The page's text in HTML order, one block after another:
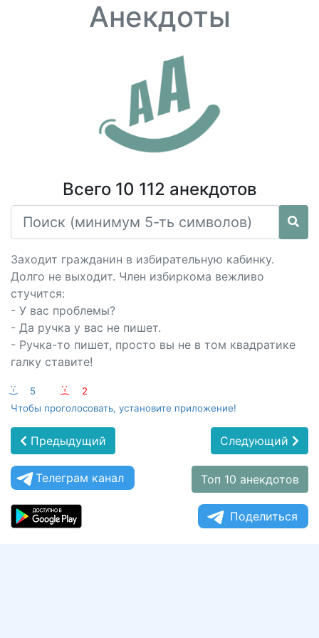
Анекдоты
Всего 10 112 анекдотов
Заходит гражданин в избирательную кабинку.
Долго не выходит. Член избиркома вежливо
стучится:
- У вас проблемы?
- Да ручка у вас не пишет.
- Ручка-то пишет, просто вы не в том квадратике
галку ставите!
:-) 5 :-(
2
Чтобы проголосовать, установите приложение!
Предыдущий Следующий
Телеграм канал Топ 10 анекдотов
Поделиться